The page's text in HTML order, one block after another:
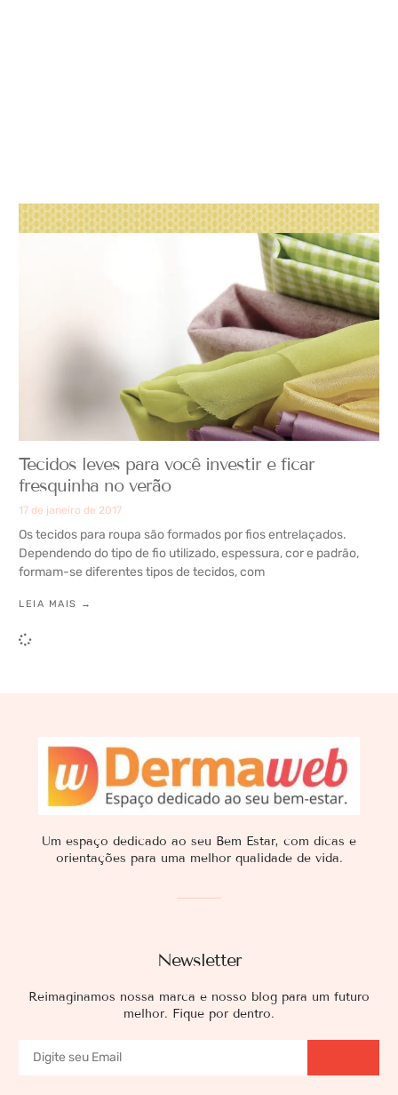
Tecidos leves para você investir e ficar
fresquinha no verão
17 de janeiro de 2017
Os tecidos para roupa são formados por fios entrelaçados.
Dependendo do tipo de fio utilizado, espessura, cor e padrão,
formam-se diferentes tipos de tecidos, com
LEIA MAIS →
Newsletter
Reimaginamos nossa marca e nosso blog para um futuro
melhor. Fique por dentro.
Um espaço dedicado ao seu Bem Estar, com dicas e
orientações para uma melhor qualidade de vida.